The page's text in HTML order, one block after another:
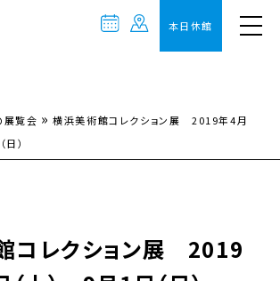
本日休館
展覧会 » 横浜美術館コレクション展 2019年4月
）
コレクション展 2019